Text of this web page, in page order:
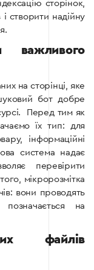
сторінок,
створити надійну
важливого
на сторінці, яке
бот добре
Перед тим як
їх тип: для
інформаційні
система надає
перевірити
мікророзмітка
вони проводять
на
файлів